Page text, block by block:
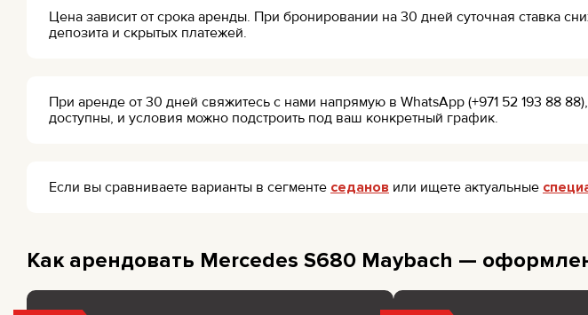
Цена зависит от срока аренды. При бронировании на 30 дней суточная ставка
депозита и скрытых платежей.
При аренде от 30 дней свяжитесь с нами напрямую в WhatsApp (+971 52 193 88
доступны, и условия можно подстроить под ваш конкретный график.
Если вы сравниваете варианты в сегменте седанов или ищете актуальные
Как арендовать Mercedes S680 Maybach —